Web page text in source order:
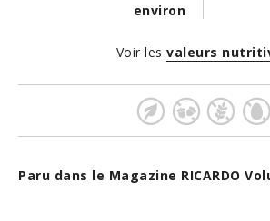
environ
Paru dans le Magazine RICARDO
Voir les valeurs